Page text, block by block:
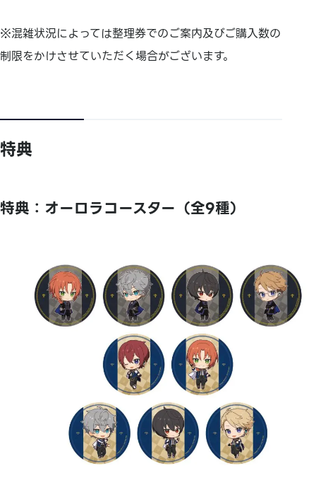
※混雑状況によっては整理券でのご案内及びご購入数の
制限をかけさせていただく場合がございます。
特典
特典：オーロラコースター（全9種）